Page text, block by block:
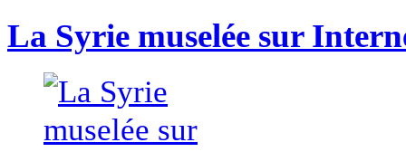
La Syrie muselée sur